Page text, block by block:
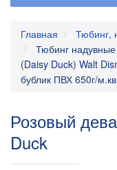
Главная
Тюбинг,
Тюбинг
(Daisy Duck) Walt
бублик ПВХ 650г/
Розовый
Duck